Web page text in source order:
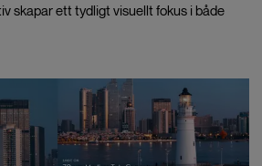
skapar ett tydligt visuellt fokus i både